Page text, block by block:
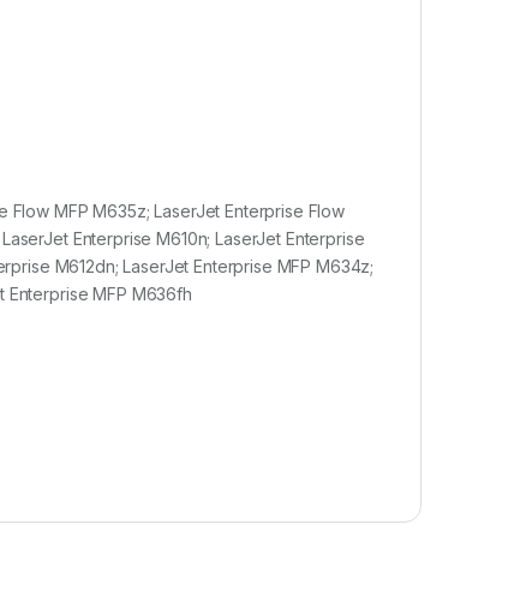
Flow MFP M635z; LaserJet Enterprise Flow
Enterprise M610n; LaserJet Enterprise
M612dn; LaserJet Enterprise MFP M634z;
Enterprise MFP M636fh